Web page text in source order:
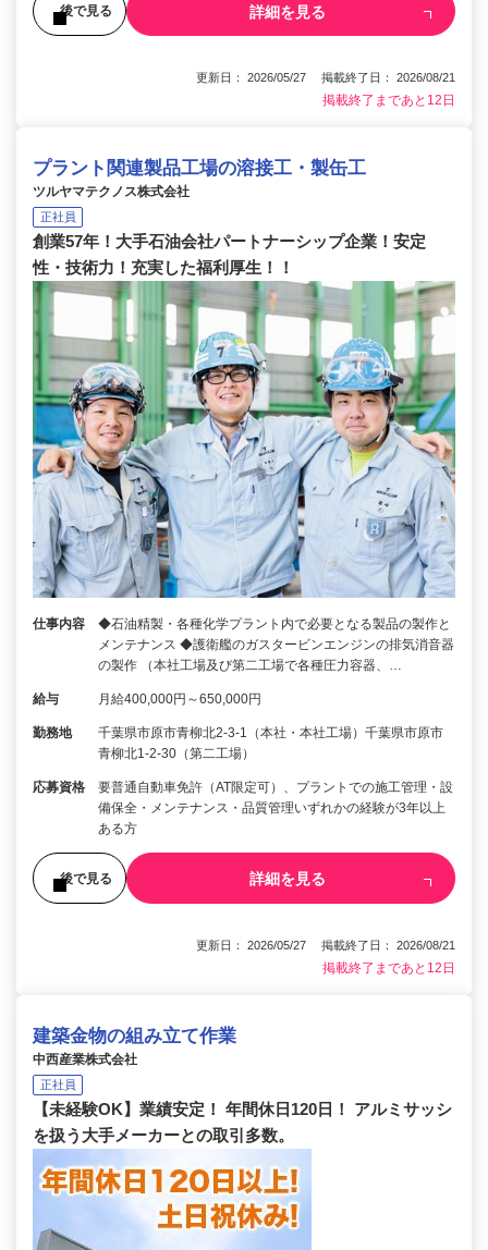
後で見る 詳細を見る
更新日： 2026/05/27 掲載終了日： 2026/08/21
掲載終了まであと12日
プラント関連製品工場の溶接工・製缶工
ツルヤマテクノス株式会社
正社員
創業57年！大手石油会社パートナーシップ企業！安定
性・技術力！充実した福利厚生！！
仕事内容
◆石油精製・各種化学プラント内で必要となる製品の製作と
メンテナンス ◆護衛艦のガスタービンエンジンの排気消音器
の製作 （本社工場及び第二工場で各種圧力容器、…
給与 月給400,000円～650,000円
勤務地
千葉県市原市青柳北2-3-1（本社・本社工場）千葉県市原市
青柳北1-2-30（第二工場）
応募資格
要普通自動車免許（AT限定可）、プラントでの施工管理・設
備保全・メンテナンス・品質管理いずれかの経験が3年以上
ある方
後で見る 詳細を見る
更新日： 2026/05/27 掲載終了日： 2026/08/21
掲載終了まであと12日
建築金物の組み立て作業
中西産業株式会社
正社員
【未経験OK】業績安定！ 年間休日120日！ アルミサッシ
を扱う大手メーカーとの取引多数。